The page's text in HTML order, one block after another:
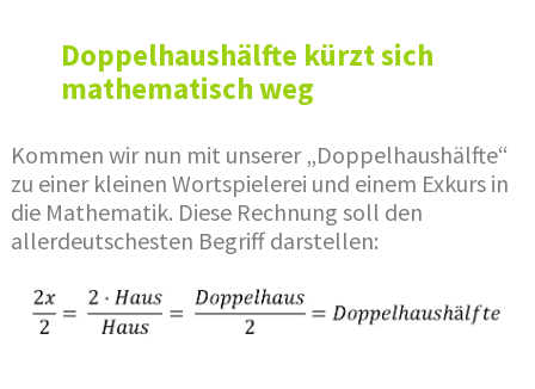
Doppelhaushälfte kürzt sich
mathematisch weg
Kommen wir nun mit unserer „Doppelhaushälfte“
zu einer kleinen Wortspielerei und einem Exkurs in
die Mathematik. Diese Rechnung soll den
allerdeutschesten Begriff darstellen: